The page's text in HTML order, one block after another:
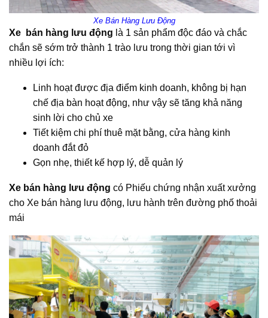
Xe Bán Hàng Lưu Động
Xe bán hàng lưu động là 1 sản phẩm độc đáo và chắc
chắn sẽ sớm trở thành 1 trào lưu trong thời gian tới vì
nhiều lợi ích:
Linh hoạt được địa điểm kinh doanh, không bị hạn
chế địa bàn hoạt động, như vậy sẽ tăng khả năng
sinh lời cho chủ xe
Tiết kiệm chi phí thuê mặt bằng, cửa hàng kinh
doanh đắt đỏ
Gọn nhẹ, thiết kế hợp lý, dễ quản lý
Xe bán hàng lưu động có Phiếu chứng nhận xuất xưởng
cho Xe bán hàng lưu động, lưu hành trên đường phố thoải
mái